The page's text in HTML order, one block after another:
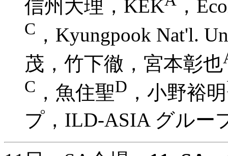
信州大理，KEK
，
C ，Kyungpook Nat'l.
茂，竹下徹，宮本彰也
C ，魚住聖D ，小野裕明
プ，ILD-ASIA グルー